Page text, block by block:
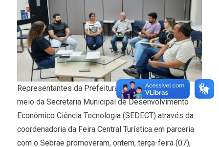
Representantes da Prefeitura de Três Lagoas por
meio da Secretaria Municipal de Desenvolvimento
Econômico Ciência Tecnologia (SEDECT) através da
coordenadoria da Feira Central Turística em parceria
com o Sebrae promoveram, ontem, terça-feira (07),